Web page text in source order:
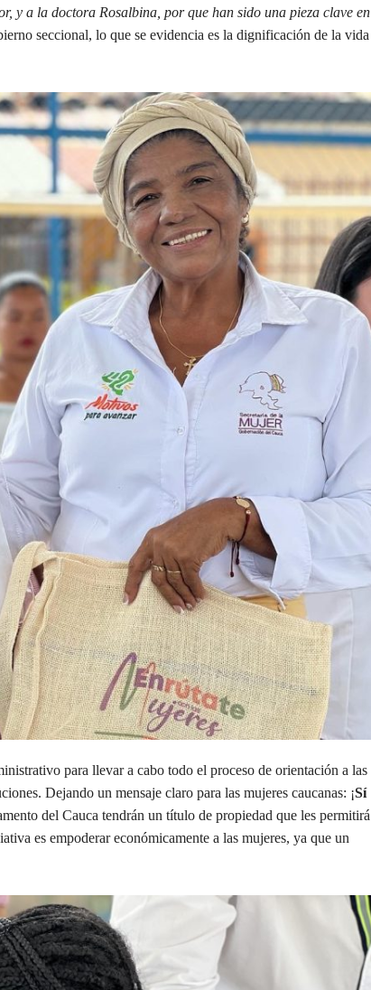
y a la doctora Rosalbina, por que han sido una pieza clave en
seccional, lo que se evidencia es la dignificación de la vida
para llevar a cabo todo el proceso de orientación a las
Dejando un mensaje claro para las mujeres caucanas: ¡Sí
del Cauca tendrán un título de propiedad que les permitirá
es empoderar económicamente a las mujeres, ya que un